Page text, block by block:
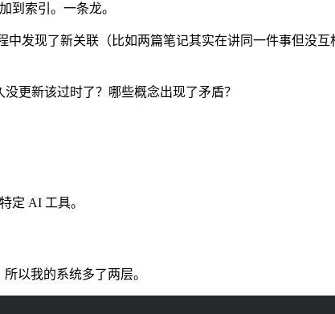
到索引。一条龙。
发现了新关联（比如两篇笔记其实在讲同一件事但没互
更新该过时了？哪些概念出现了矛盾？
定 AI 工具。
以我的系统多了两层。